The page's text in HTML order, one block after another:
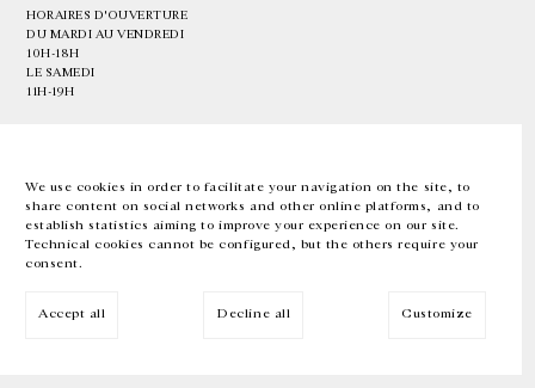
We use cookies in order to facilitate your navigation on the site, to
share content on social networks and other online platforms, and to
establish statistics aiming to improve your experience on our site.
Technical cookies cannot be configured, but the others require your
consent.
Accept all Decline all Customize
HORAIRES D'OUVERTURE
DU MARDI AU VENDREDI
10H-18H
LE SAMEDI
11H-19H
EN FR 中文 Facebook Instagram
Inscrivez-vous à notre newsletter